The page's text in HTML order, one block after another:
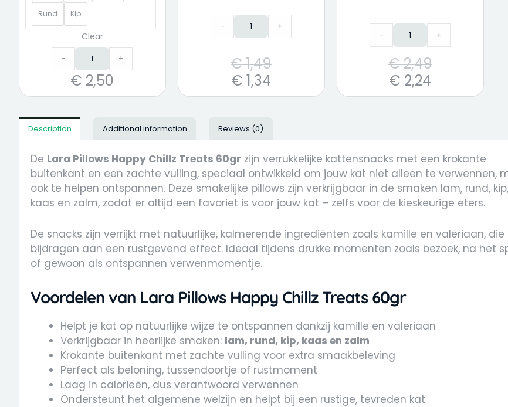
Rund Kip
Clear
-
+
€ 2,50
- +
€1,49
€ 1,34
- +
€2,49
€ 2,24
Description Additional information Reviews (0)
De Lara Pillows Happy Chillz Treats 60gr zijn verrukkelijke kattensnacks met een krokante
buitenkant en een zachte vulling, speciaal ontwikkeld om jouw kat niet alleen te verwennen,
ook te helpen ontspannen. Deze smakelijke pillows zijn verkrijgbaar in de smaken lam, rund, kip,
kaas en zalm, zodat er altijd een favoriet is voor jouw kat – zelfs voor de kieskeurige eters.
De snacks zijn verrijkt met natuurlijke, kalmerende ingrediënten zoals kamille en valeriaan, die
bijdragen aan een rustgevend effect. Ideaal tijdens drukke momenten zoals bezoek, na het
of gewoon als ontspannen verwenmomentje.
Voordelen van Lara Pillows Happy Chillz Treats 60gr
Helpt je kat op natuurlijke wijze te ontspannen dankzij kamille en valeriaan
Verkrijgbaar in heerlijke smaken: lam, rund, kip, kaas en zalm
Krokante buitenkant met zachte vulling voor extra smaakbeleving
Perfect als beloning, tussendoortje of rustmoment
Laag in calorieën, dus verantwoord verwennen
Ondersteunt het algemene welzijn en helpt bij een rustige, tevreden kat